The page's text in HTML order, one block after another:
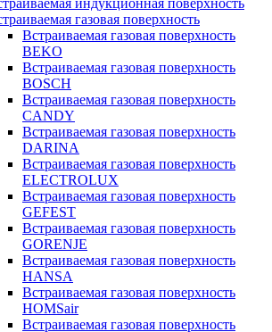
индукционная поверхность
газовая поверхность
Встраиваемая газовая поверхность
BEKO
Встраиваемая газовая поверхность
BOSCH
Встраиваемая газовая поверхность
CANDY
Встраиваемая газовая поверхность
DARINA
Встраиваемая газовая поверхность
ELECTROLUX
Встраиваемая газовая поверхность
GEFEST
Встраиваемая газовая поверхность
GORENJE
Встраиваемая газовая поверхность
HANSA
Встраиваемая газовая поверхность
HOMSair
Встраиваемая газовая поверхность